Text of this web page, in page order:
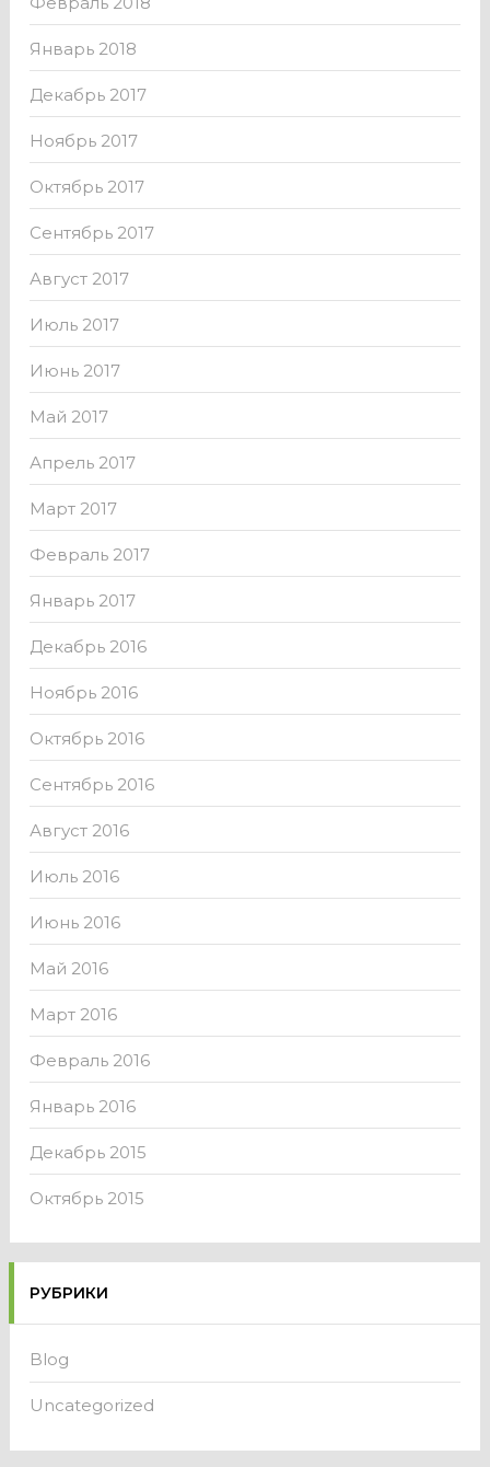
Январь 2018
Декабрь 2017
Ноябрь 2017
Октябрь 2017
Сентябрь 2017
Август 2017
Июль 2017
Июнь 2017
Май 2017
Апрель 2017
Март 2017
Февраль 2017
Январь 2017
Декабрь 2016
Ноябрь 2016
Октябрь 2016
Сентябрь 2016
Август 2016
Июль 2016
Июнь 2016
Май 2016
Март 2016
Февраль 2016
Январь 2016
Декабрь 2015
Октябрь 2015
РУБРИКИ
Blog
Uncategorized